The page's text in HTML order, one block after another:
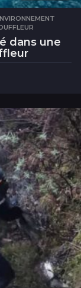
dans une